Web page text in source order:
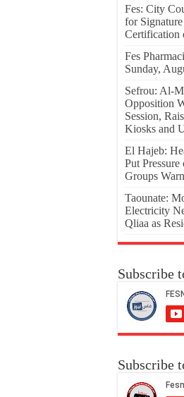
Fes: City
for
Certification
Fes
Sunday,
Sefrou: Al-
Opposition
Session,
Kiosks and
El Hajeb:
Put
Groups
Taounate:
Electricity
Qliaa as
Subscribe
Subscribe